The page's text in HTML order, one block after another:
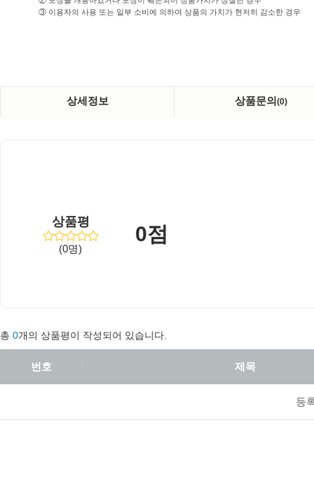
③ 이용자의 사용 또는 일부 소비에 의하여 상품의 가치가 현저히 감소한 경우
상세정보 상품문의(0)
상품평
(0명)
0점
총 0개의 상품평이 작성되어 있습니다.
번호 제목
등